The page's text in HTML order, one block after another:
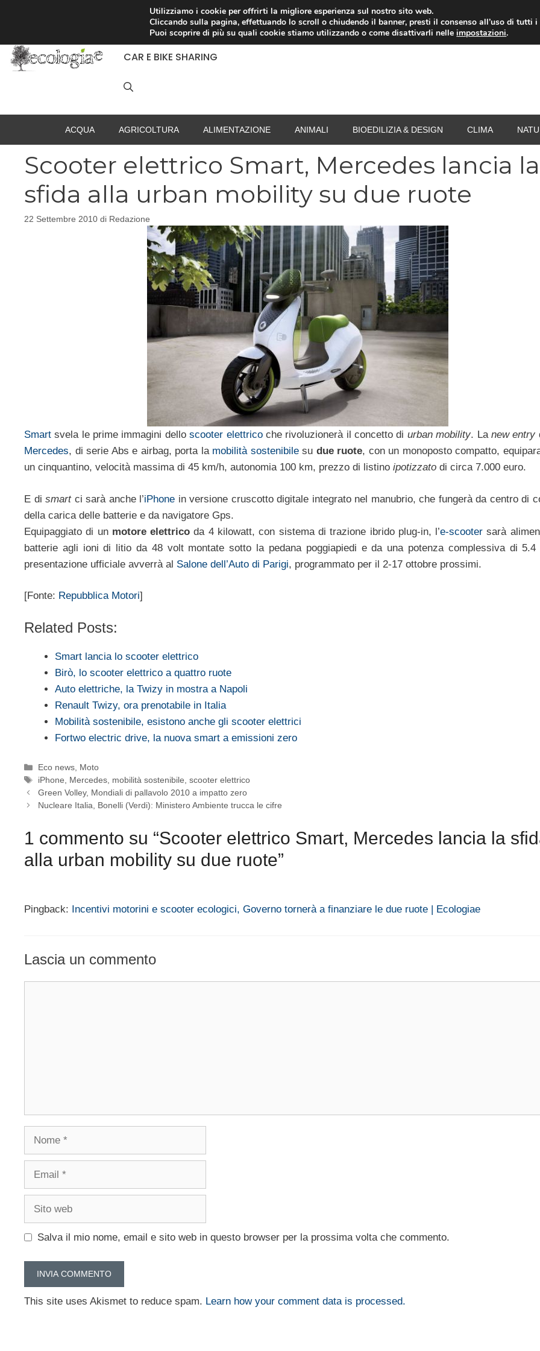
RACCOLTA DIFFERENZIATA RISPARMIO ENERGETICO SPESA
CAR E BIKE SHARING
ACQUA AGRICOLTURA ALIMENTAZIONE ANIMALI BIOEDILIZIA & DESIGN CLIMA
Scooter elettrico Smart, Mercedes lancia la
sfida alla urban mobility su due ruote
22 Settembre 2010 di Redazione
Smart svela le prime immagini delloscooter elettricoche rivoluzionerà il concetto di urban mobility. La new entry
Mercedes, di serie Abs e airbag, porta la mobilità sostenibilesu due ruote, con un monoposto compatto,
un cinquantino, velocità massima di 45 km/h, autonomia 100 km, prezzo di listino ipotizzato di circa 7.000 euro.
E dismartci sarà anche l’iPhone in versione cruscotto digitale integrato nel manubrio, che fungerà da centro di
della carica delle batterie e da navigatore Gps.
Equipaggiato di un motore elettrico da 4 kilowatt, con sistema di trazione ibrido plug-in, l’e-scooter sarà
batterie agli ioni di litio da 48 volt montate sotto la pedana poggiapiedi e da una potenza complessiva di 5.4
presentazione ufficiale avverrà al Salone dell’Auto di Parigi, programmato per il 2-17 ottobre prossimi.
[Fonte: Repubblica Motori]
Related Posts:
Smart lancia lo scooter elettrico
Birò, lo scooter elettrico a quattro ruote
Auto elettriche, la Twizy in mostra a Napoli
Renault Twizy, ora prenotabile in Italia
Mobilità sostenibile, esistono anche gli scooter elettrici
Fortwo electric drive, la nuova smart a emissioni zero
Categorie
Eco news, Moto
Tag
iPhone, Mercedes, mobilità sostenibile,scooter elettrico
Green Volley, Mondiali di pallavolo 2010 a impatto zero
Nucleare Italia, Bonelli (Verdi): Ministero Ambiente trucca le cifre
1 commento su “Scooter elettrico Smart, Mercedes lancia la
alla urban mobility su due ruote”
Pingback: Incentivi motorini e scooter ecologici, Governo tornerà a finanziare le due ruote | Ecologiae
Lascia un commento
Nome
Email
Sito
Salva il mio nome, email e sito web in questo browser per la prossima volta che commento.
This site uses Akismet to reduce spam. Learn how your comment data is processed.
Utilizziamo i cookie per offrirti la migliore esperienza sul nostro sito web.
Cliccando sulla pagina, effettuando lo scroll o chiudendo il banner, presti il consenso all’uso di tutti
Puoi scoprire di più su quali cookie stiamo utilizzando o come disattivarli nelleimpostazioni.